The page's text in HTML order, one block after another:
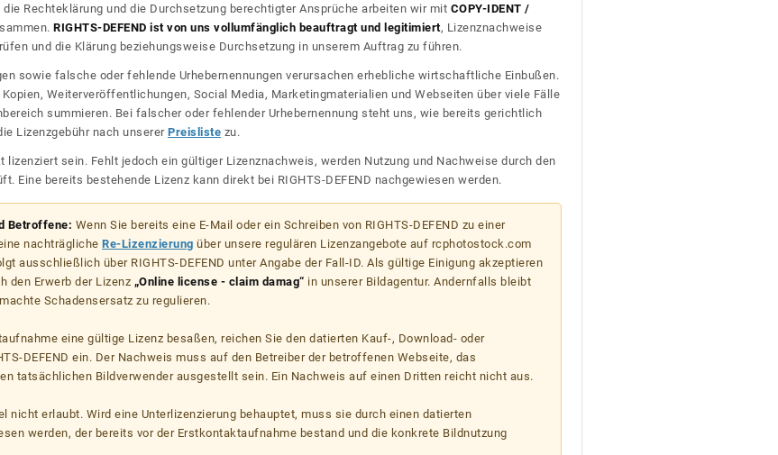
Rechteklärung und die Durchsetzung berechtigter Ansprüche arbeiten wir mit COPY-IDENT /
RIGHTS-DEFEND ist von uns vollumfänglich beauftragt und legitimiert, Lizenznachweise
und die Klärung beziehungsweise Durchsetzung in unserem Auftrag zu führen.
sowie falsche oder fehlende Urhebernennungen verursachen erhebliche wirtschaftliche Einbußen.
Weiterveröffentlichungen, Social Media, Marketingmaterialien und Webseiten über viele Fälle
summieren. Bei falscher oder fehlender Urhebernennung steht uns, wie bereits gerichtlich
Lizenzgebühr nach unserer Preisliste zu.
lizenziert sein. Fehlt jedoch ein gültiger Lizenznachweis, werden Nutzung und Nachweise durch den
Eine bereits bestehende Lizenz kann direkt bei RIGHTS-DEFEND nachgewiesen werden.
Betroffene: Wenn Sie bereits eine E-Mail oder ein Schreiben von RIGHTS-DEFEND zu einer
nachträgliche Re-Lizenzierung über unsere regulären Lizenzangebote auf rcphotostock.com
ausschließlich über RIGHTS-DEFEND unter Angabe der Fall-ID. Als gültige Einigung akzeptieren
den Erwerb der Lizenz „Online license - claim damag“ in unserer Bildagentur. Andernfalls bleibt
Schadensersatz zu regulieren.
eine gültige Lizenz besaßen, reichen Sie den datierten Kauf-, Download- oder
DEFEND ein. Der Nachweis muss auf den Betreiber der betroffenen Webseite, das
tatsächlichen Bildverwender ausgestellt sein. Ein Nachweis auf einen Dritten reicht nicht aus.
nicht erlaubt. Wird eine Unterlizenzierung behauptet, muss sie durch einen datierten
werden, der bereits vor der Erstkontaktaufnahme bestand und die konkrete Bildnutzung